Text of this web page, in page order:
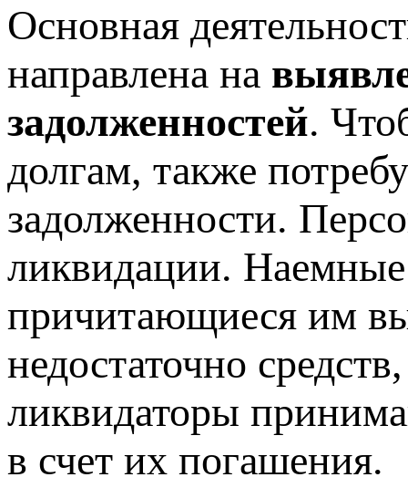
Основная
направлена на
задолженностей.
долгам, также
задолженности.
ликвидации.
причитающиеся им
недостаточно
ликвидаторы
в счет их погашения.